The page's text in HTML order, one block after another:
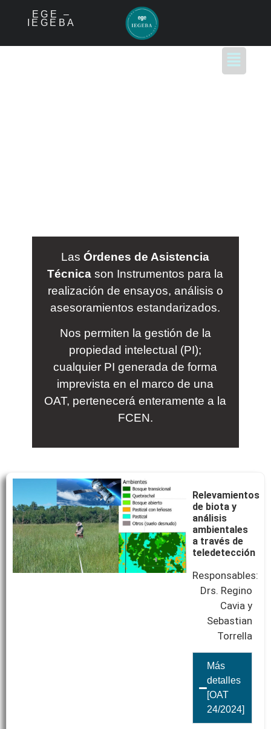
EGE –
IEGEBA
LasÓrdenes de Asistencia
Técnica son Instrumentos para la
realización de ensayos, análisis o
asesoramientos estandarizados.
Nos permiten la gestión de la
propiedad intelectual (PI);
cualquier PI generada de forma
imprevista en el marco de una
OAT, pertenecerá enteramente a la
FCEN.
Relevamientos
de biota y
análisis
ambientales
a través de
teledetección
Responsables:
Drs. Regino
Cavia y
Sebastian
Torrella
Más
detalles
[OAT
24/2024]